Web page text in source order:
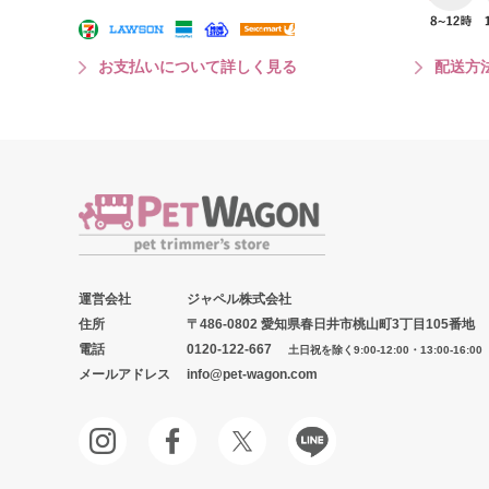
お支払いについて詳しく見る 配送方
運営会社
ジャペル株式会社
住所
〒486-0802 愛知県春日井市桃山町3丁目105番地
電話
0120-122-667 土日祝を除く9:00-12:00・13:00-16:00
メールアドレス info@pet-wagon.com